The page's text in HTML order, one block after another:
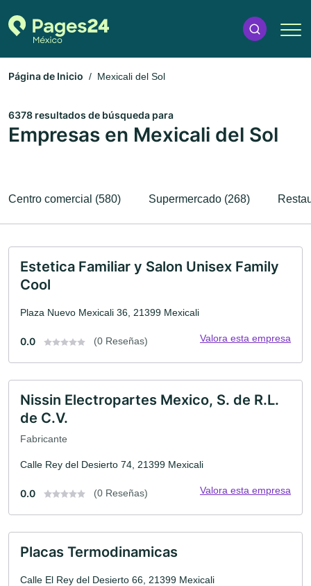
Página de Inicio Mexicali del Sol
6378 resultados de búsqueda para
Empresas en Mexicali del Sol
Centro comercial (580) Supermercado (268)
Estetica Familiar y Salon Unisex Family
Cool
Plaza Nuevo Mexicali 36, 21399 Mexicali
0.0 (0 Reseñas) Valora esta empresa
Nissin Electropartes Mexico, S. de R.L.
de C.V.
Fabricante
Calle Rey del Desierto 74, 21399 Mexicali
0.0 (0 Reseñas) Valora esta empresa
Placas Termodinamicas
Calle El Rey del Desierto 66, 21399 Mexicali